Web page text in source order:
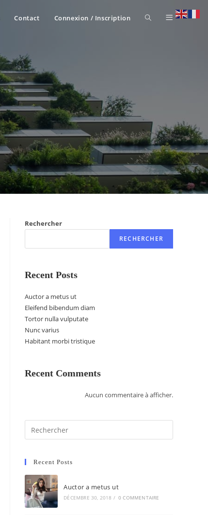
Contact Connexion / Inscription
Rechercher
RECHERCHER
Recent Posts
Auctor a metus ut
Eleifend bibendum diam
Tortor nulla vulputate
Nunc varius
Habitant morbi tristique
Recent Comments
Aucun commentaire à afficher.
Recent Posts
Auctor a metus ut
DÉCEMBRE 30, 2018 / 0 COMMENTAIRE